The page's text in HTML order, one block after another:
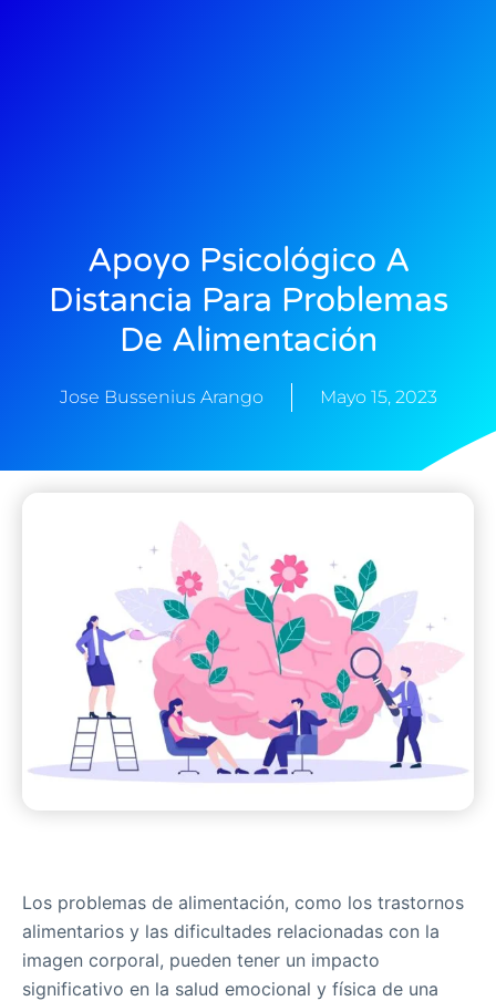
Apoyo Psicológico A
Distancia Para Problemas
De Alimentación
Jose Bussenius Arango Mayo 15, 2023
Los problemas de alimentación, como los trastornos
alimentarios y las dificultades relacionadas con la
imagen corporal, pueden tener un impacto
significativo en la salud emocional y física de una